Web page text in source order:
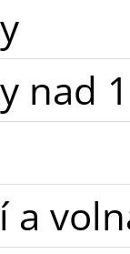
nad
a